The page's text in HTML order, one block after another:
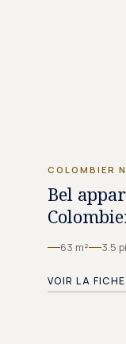
COLOMBIER
Bel
63 m² 3.5
VOIR LA FICHE